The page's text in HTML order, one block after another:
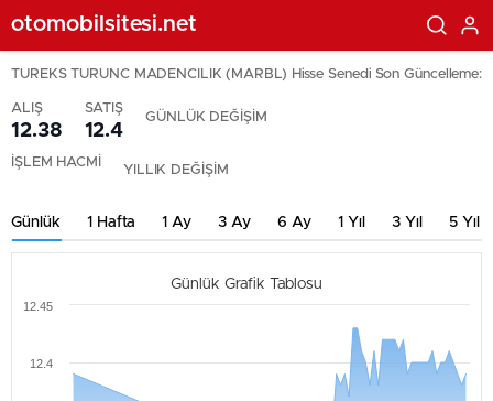
otomobilsitesi.net
TUREKS TURUNC MADENCILIK (MARBL) Hisse Senedi Son Güncelleme:
ALIŞ
12.38
SATIŞ
12.4
GÜNLÜK DEĞİŞİM
İŞLEM HACMİ YILLIK DEĞİŞİM
Günlük 1 Hafta 1 Ay 3 Ay 6 Ay 1 Yıl 3 Yıl 5 Yıl
Günlük Grafik Tablosu
12.4
12.45